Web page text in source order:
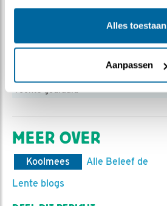
Alles toestaan
Aanpassen
MEER OVER
Koolmees
Alle Beleef de
Lente blogs